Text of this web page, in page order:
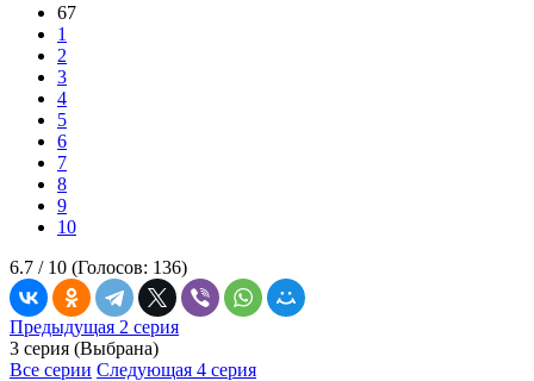
67
1
2
3
4
5
6
7
8
9
10
6.7 / 10 (Голосов: 136)
Предыдущая 2 серия
3 серия (Выбрана)
Все серии Следующая 4 серия